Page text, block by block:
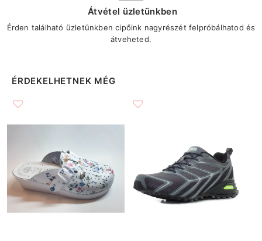
Átvétel üzletünkben
Érden található üzletünkben cipőink nagyrészét felpróbálhatod és
átveheted.
ÉRDEKELHETNEK MÉG